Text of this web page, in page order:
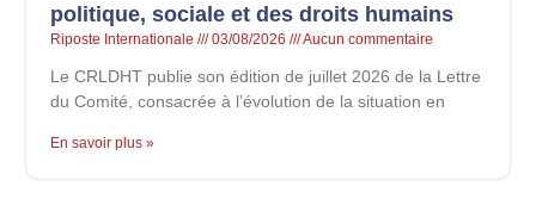
politique, sociale et des droits humains
Riposte Internationale 03/08/2026 Aucun commentaire
Le CRLDHT publie son édition de juillet 2026 de la Lettre
du Comité, consacrée à l’évolution de la situation en
En savoir plus »